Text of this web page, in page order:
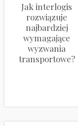
Jak interlogis
rozwiązuje
najbardziej
wymagające
wyzwania
transportowe?